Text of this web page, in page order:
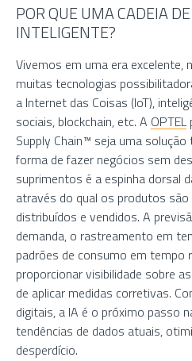
POR QUE UMA CADEIA
INTELIGENTE?
Vivemos em uma era excelente,
muitas tecnologias
a Internet das Coisas (IoT),
sociais, blockchain, etc. A OPTEL
Supply Chain™ seja uma
forma de fazer negócios sem
suprimentos é a espinha dorsal
através do qual os produtos
distribuídos e vendidos. A
demanda, o rastreamento em
padrões de consumo em tempo
proporcionar visibilidade sobre
de aplicar medidas corretivas.
digitais, a IA é o próximo passo
tendências de dados atuais,
desperdício.